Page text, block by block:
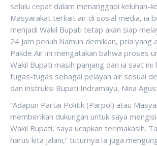
selalu cepat dalam menanggapi keluhan-
Masyarakat terkait air di sosial media, ia
menjadi Wakil Bupati tetap akan siap
24 jam penuh.Namun demikian, pria yang
Pakde Air ini mengatakan bahwa proses
Wakil Bupati masih panjang dan ia saat ini
tugas-tugas sebagai pelayan air sesuai
dan instruksi Bupati Indramayu, Nina
“Adapun Partai Politik (Parpol) atau
memberikan dukungan untuk saya
Wakil Bupati, saya ucapkan terimakasih.
harus kita jalani,” tuturnya.Ia juga